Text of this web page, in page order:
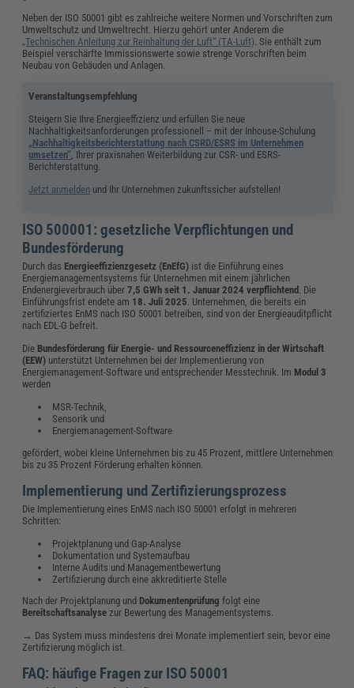
Neben der ISO 50001 gibt es zahlreiche weitere Normen und Vorschriften zum
Umweltschutz und Umweltrecht. Hierzu gehört unter Anderem die
„Technischen Anleitung zur Reinhaltung der Luft“ (TA-Luft). Sie enthält zum
Beispiel verschärfte Immissionswerte sowie strenge Vorschriften beim
Neubau von Gebäuden und Anlagen.
Veranstaltungsempfehlung
Steigern Sie Ihre Energieeffizienz und erfüllen Sie neue
Nachhaltigkeitsanforderungen professionell – mit der Inhouse-Schulung
„Nachhaltigkeitsberichterstattung nach CSRD/ESRS im Unternehmen
umsetzen“ , Ihrer praxisnahen Weiterbildung zur CSR- und ESRS-
Berichterstattung.
Jetzt anmelden und Ihr Unternehmen zukunftssicher aufstellen!
ISO 500001: gesetzliche Verpflichtungen und
Bundesförderung
Durch das Energieeffizienzgesetz (EnEfG) ist die Einführung eines
Energiemanagementsystems für Unternehmen mit einem jährlichen
Endenergieverbrauch über7,5 GWh seit 1. Januar 2024 verpflichtend . Die
Einführungsfrist endete am 18. Juli 2025 . Unternehmen, die bereits ein
zertifiziertes EnMS nach ISO 50001 betreiben, sind von der Energieauditpflicht
nach EDL-G befreit.
Die Bundesförderung für Energie- und Ressourceneffizienz in der Wirtschaft
(EEW) unterstützt Unternehmen bei der Implementierung von
Energiemanagement-Software und entsprechender Messtechnik. Im Modul 3
werden
MSR-Technik,
Sensorik und
Energiemanagement-Software
gefördert, wobei kleine Unternehmen bis zu 45 Prozent, mittlere Unternehmen
bis zu 35 Prozent Förderung erhalten können.
Implementierung und Zertifizierungsprozess
Die Implementierung eines EnMS nach ISO 50001 erfolgt in mehreren
Schritten:
Projektplanung und Gap-Analyse
Dokumentation und Systemaufbau
Interne Audits und Managementbewertung
Zertifizierung durch eine akkreditierte Stelle
Nach der Projektplanung und Dokumentenprüfung folgt eine
Bereitschaftsanalyse zur Bewertung des Managementsystems.
→ Das System muss mindestens drei Monate implementiert sein, bevor eine
Zertifizierung möglich ist.
FAQ: häufige Fragen zur ISO 50001